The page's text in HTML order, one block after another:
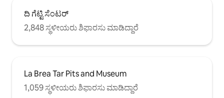
ದಿ ಗೆಟ್ಟಿ ಸೆಂಟರ್
2,848 ಸ್ಥಳೀಯರು ಶಿಫಾರಸು ಮಾಡಿದ್ದಾರೆ
La Brea Tar Pits and Museum
1,059 ಸ್ಥಳೀಯರು ಶಿಫಾರಸು ಮಾಡಿದ್ದಾರೆ